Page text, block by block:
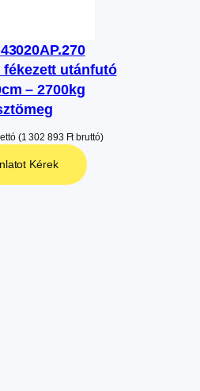
fékezett utánfutó
– 2700kg
(1 302 893 Ftbruttó)
Kérek